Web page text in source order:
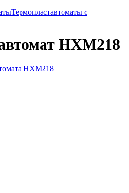
Термопластавтоматы с
HXM218